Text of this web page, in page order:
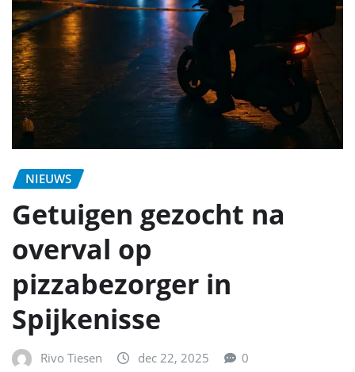
NIEUWS
Getuigen gezocht na
overval op
pizzabezorger in
Spijkenisse
Rivo Tiesen dec 22, 2025 0